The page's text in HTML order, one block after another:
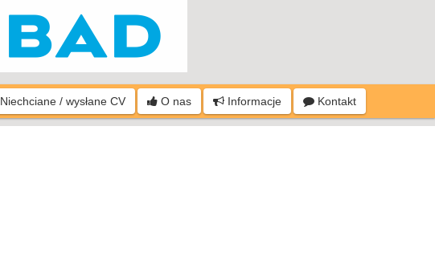
Niechciane / wysłane CV O nas Informacje Kontakt